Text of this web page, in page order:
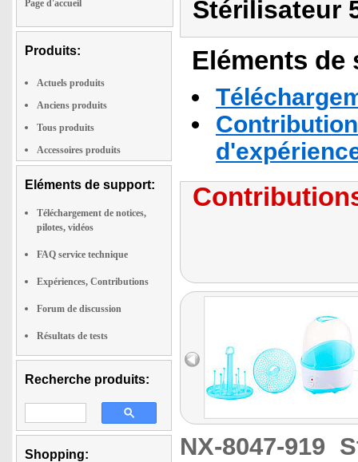
Page d'accueil
Produits:
Actuels produits
Anciens produits
Tous produits
Accessoires produits
Eléments de support:
Téléchargement de notices,
pilotes, vidéos
FAQ service technique
Expériences, Contributions
Forum de discussion
Résultats de tests
Recherche produits:
Shopping:
Stérilisateur
Eléments
NX-8047-919